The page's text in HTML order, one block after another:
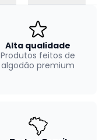
Alta qualidade
Produtos feitos de
algodão premium